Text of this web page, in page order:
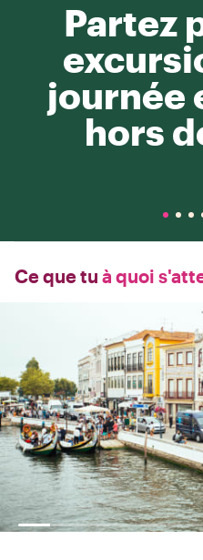
Partez
journée
hors
Ce que tu à quoi